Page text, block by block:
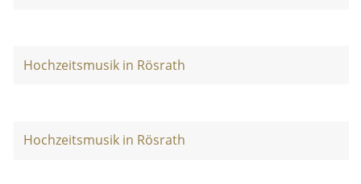
Hochzeitsmusik in Rösrath
Hochzeitsmusik in Rösrath